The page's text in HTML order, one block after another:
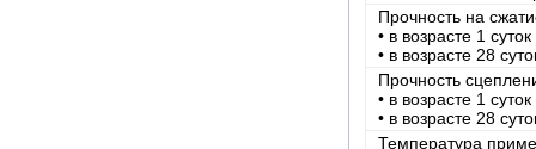
Прочность на
• в возрасте 1 суток
• в возрасте 28
Прочность
• в возрасте 1 суток
• в возрасте 28
Температура